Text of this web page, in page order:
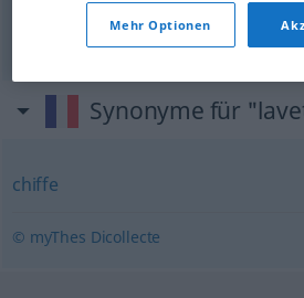
Synonyme für
chiffe
© myThes Dicollecte
Mehr Optionen